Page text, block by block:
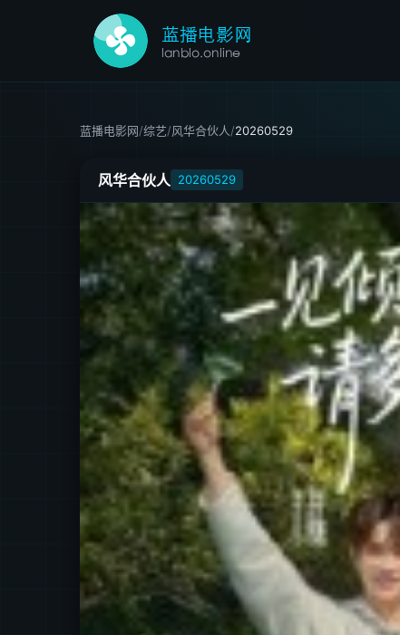
蓝播电影网/综艺/风华合伙人/20260529
风华合伙人 20260529